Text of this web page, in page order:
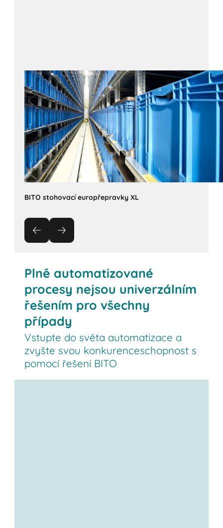
BITO stohovací europřepravky XL
Plně automatizované
procesy nejsou univerzálním
řešením pro všechny
případy
Vstupte do světa automatizace a
zvyšte svou konkurenceschopnost s
pomocí řešení BITO